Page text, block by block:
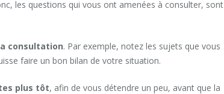
les questions qui vous ont amenées à consulter, sont
consultation. Par exemple, notez les sujets que vous
faire un bon bilan de votre situation.
plus tôt, afin de vous détendre un peu, avant que la